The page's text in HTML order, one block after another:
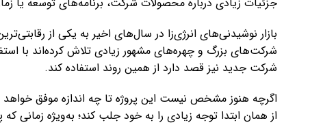
بازار نوشیدنی‌های انرژی‌زا در سال‌های اخیر به یکی از
شرکت‌های بزرگ و چهره‌های مشهور زیادی تلاش کرده‌اند با
شرکت جدید نیز قصد دارد از همین روند استفاده کند.
اگرچه هنوز مشخص نیست این پروژه تا چه اندازه موفق خواهد
از همان ابتدا توجه زیادی را به خود جلب کند؛ به‌ویژه زمانی